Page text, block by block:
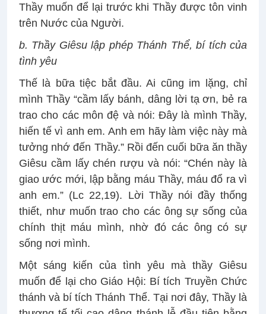
Thầy muốn để lại trước khi Thầy được tôn vinh
trên Nước của Người.
b. Thầy Giêsu lập phép Thánh Thể, bí tích của
tình yêu
Thế là bữa tiệc bắt đầu. Ai cũng im lặng, chỉ
mình Thầy “cầm lấy bánh, dâng lời tạ ơn, bẻ ra
trao cho các môn đệ và nói: Đây là mình Thầy,
hiến tế vì anh em. Anh em hãy làm việc này mà
tưởng nhớ đến Thầy.” Rồi đến cuối bữa ăn thầy
Giêsu cầm lấy chén rượu và nói: “Chén này là
giao ước mới, lập bằng máu Thầy, máu đổ ra vì
anh em.” (Lc 22,19). Lời Thầy nói đầy thống
thiết, như muốn trao cho các ông sự sống của
chính thịt máu mình, nhờ đó các ông có sự
sống nơi mình.
Một sáng kiến của tình yêu mà thầy Giêsu
muốn để lại cho Giáo Hội: Bí tích Truyền Chức
thánh và bí tích Thánh Thể. Tại nơi đây, Thầy là